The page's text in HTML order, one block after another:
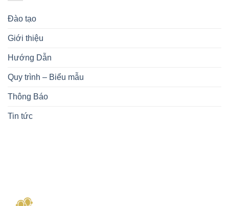
Đào tạo
Giới thiệu
Hướng Dẫn
Quy trình – Biểu mẫu
Thông Báo
Tin tức